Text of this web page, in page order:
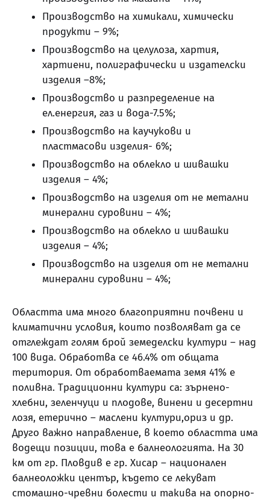
Производство на химикали, химически
продукти – 9%;
Производство на целулоза, хартия,
хартиени, полиграфически и издателски
изделия –8%;
Производство и разпределение на
ел.енергия, газ и вода-7.5%;
Производство на каучукови и
пластмасови изделия- 6%;
Производство на облекло и шивашки
изделия – 4%;
Производство на изделия от не метални
минерални суровини – 4%;
Производство на облекло и шивашки
изделия – 4%;
Производство на изделия от не метални
минерални суровини – 4%;
Областта има много благоприятни почвени и
климатични условия, които позволяват да се
отглеждат голям брой земеделски култури – над
100 вида. Обработва се 46.4% от общата
територия. От обработваемата земя 41% е
поливна. Традиционни култури са: зърнено-
хлебни, зеленчуци и плодове, винени и десертни
лозя, етерично – маслени култури,ориз и др.
Друго важно направление, в което областта има
водещи позиции, това е балнеологията. На 30
км от гр. Пловдив е гр. Хисар – национален
балнеоложки център, където се лекуват
стомашно-чревни болести и такива на опорно-